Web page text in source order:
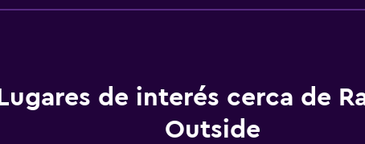
Lugares de interés cerca de
Outside